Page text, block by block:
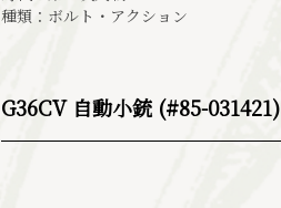
種類：ボルト・アクション
G36CV 自動小銃 (#85-031421)